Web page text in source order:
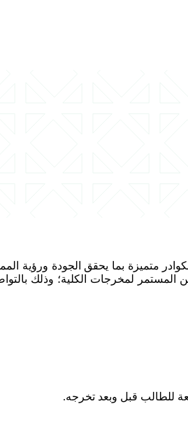
المستمر لمخرجات الكلية؛ وذلك
للطالب قبل وبعد تخرجه.